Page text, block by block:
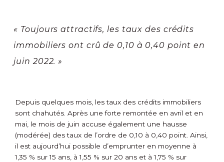
« Toujours attractifs, les taux des crédits
immobiliers ont crû de 0,10 à 0,40 point en
juin 2022. »
Depuis quelques mois, les taux des crédits immobiliers
sont chahutés. Après une forte remontée en avril et en
mai, le mois de juin accuse également une hausse
(modérée) des taux de l’ordre de 0,10 à 0,40 point. Ainsi,
il est aujourd’hui possible d’emprunter en moyenne à
1,35 % sur 15 ans, à 1,55 % sur 20 ans et à 1,75 % sur